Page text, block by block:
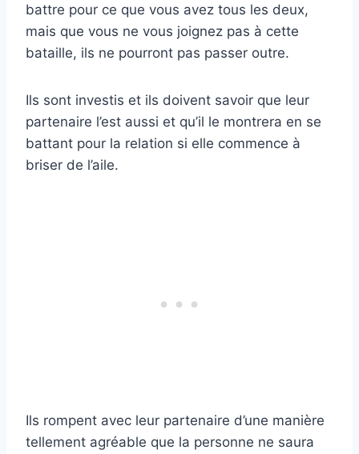
battre pour ce que vous avez tous les deux,
mais que vous ne vous joignez pas à cette
bataille, ils ne pourront pas passer outre.
Ils sont investis et ils doivent savoir que leur
partenaire l’est aussi et qu’il le montrera en se
battant pour la relation si elle commence à
briser de l’aile.
Ils rompent avec leur partenaire d’une manière
tellement agréable que la personne ne saura